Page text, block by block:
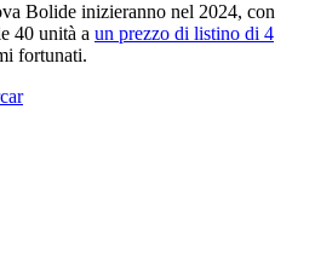
Bolide inizieranno nel 2024, con
40 unità a un prezzo di listino di 4
fortunati.